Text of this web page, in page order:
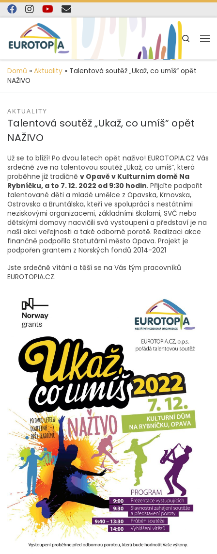
content
Skip to content
Search
Domů » Aktuality » Talentová soutěž „Ukaž, co umíš“ opět
NAŽIVO
AKTUALITY
Talentová soutěž „Ukaž, co umíš“ opět
NAŽIVO
Už se to blíží! Po dvou letech opět naživo! EUROTOPIA.CZ Vás
srdečně zve na talentovou soutěž „Ukaž, co umíš“, která
proběhne již tradičně v Opavě v Kulturním domě Na
Rybníčku, a to 7. 12. 2022 od 9:30 hodin. Přijďte podpořit
talentované děti a mladé umělce z Opavska, Krnovska,
Ostravska a Bruntálska, kteří ve spolupráci s nestátními
neziskovými organizacemi, základními školami, SVČ nebo
dětskými domovy nacvičili svá vystoupení a představí je na
naší akci veřejnosti a také odborné porotě. Realizaci akce
finančně podpořilo Statutární město Opava. Projekt je
podpořen grantem z Norských fondů 2014-2021
Jste srdečně vítáni a těší se na Vás tým pracovníků
EUROTOPIA.CZ.